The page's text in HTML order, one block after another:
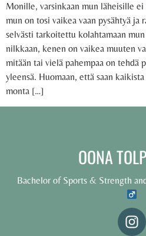
Monille, varsinkaan mun läheisille
mun on tosi vaikea vaan pysähtyä ja
selvästi tarkoitettu kolahtamaan
nilkkaan, kenen on vaikea muuten
mitään tai vielä pahempaa on tehdä
yleensä. Huomaan, että saan
monta […]
OONA
Bachelor of Sports & Strength